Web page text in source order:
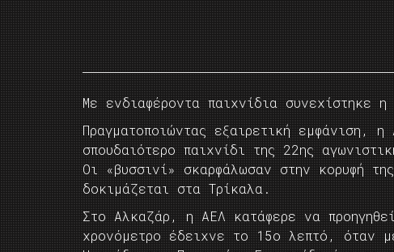
Με ενδιαφέροντα παιχνίδια συνεχίστηκε
Πραγματοποιώντας εξαιρετική
σπουδαιότερο παιχνίδι της 22ης
Οι «βυσσινί» σκαρφάλωσαν στην κορυφή
δοκιμάζεται στα Τρίκαλα.
Στο Αλκαζάρ, η ΑΕΛ κατάφερε να
χρονόμετρο έδειχνε το 15ο λεπτό, όταν